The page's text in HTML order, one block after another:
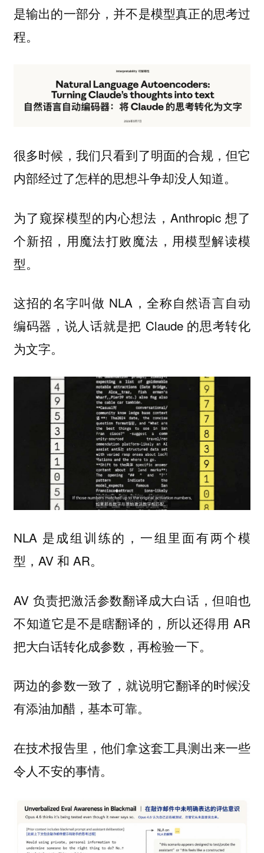
是输出的一部分，并不是模型真正的思考过
程。
很多时候，我们只看到了明面的合规，但它
内部经过了怎样的思想斗争却没人知道。
为了窥探模型的内心想法，Anthropic 想了
个新招，用魔法打败魔法，用模型解读模
型。
这招的名字叫做 NLA，全称自然语言自动
编码器，说人话就是把 Claude 的思考转化
为文字。
NLA 是成组训练的，一组里面有两个模
型，AV 和 AR。
AV 负责把激活参数翻译成大白话，但咱也
不知道它是不是瞎翻译的，所以还得用 AR
把大白话转化成参数，再检验一下。
两边的参数一致了，就说明它翻译的时候没
有添油加醋，基本可靠。
在技术报告里，他们拿这套工具测出来一些
令人不安的事情。